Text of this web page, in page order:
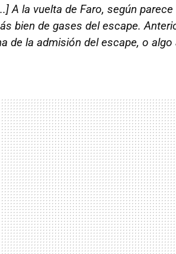
A la vuelta de Faro, según
bien de gases del escape.
de la admisión del escape, o algo